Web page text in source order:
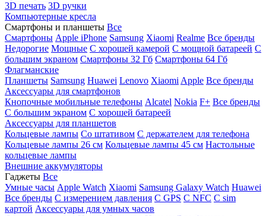
3D печать 3D ручки
Компьютерные кресла
Смартфоны и планшеты Все
Смартфоны Apple iPhone Samsung Xiaomi Realme Все бренды
Недорогие Мощные С хорошей камерой С мощной батареей С
большим экраном Смартфоны 32 Гб Смартфоны 64 Гб
Флагманские
Планшеты Samsung Huawei Lenovo Xiaomi Apple Все бренды
Аксессуары для смартфонов
Кнопочные мобильные телефоны Alcatel Nokia F+ Все бренды
С большим экраном С хорошей батареей
Аксессуары для планшетов
Кольцевые лампы Со штативом C держателем для телефона
Кольцевые лампы 26 см Кольцевые лампы 45 см Настольные
кольцевые лампы
Внешние аккумуляторы
Гаджеты Все
Умные часы Apple Watch Xiaomi Samsung Galaxy Watch Huawei
Все бренды C измерением давления C GPS C NFC C sim
картой Аксессуары для умных часов